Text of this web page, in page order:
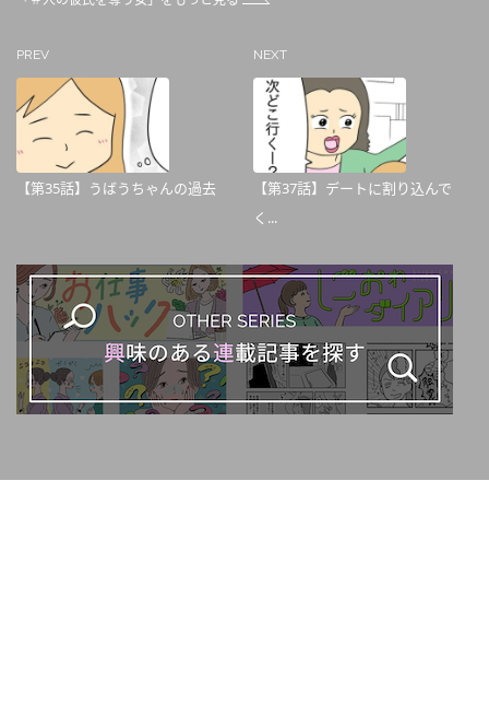
PREV
【第35話】うばうちゃんの過去
NEXT
【第37話】デートに割り込んで
く...